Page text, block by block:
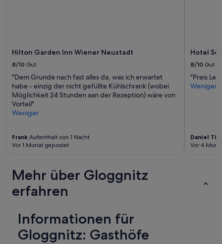
Hilton Garden Inn Wiener Neustadt
8/10 Gut
"Dem Grunde nach fast alles da, was ich erwartet
habe - einzig der nicht gefüllte Kühlschrank (wobei
Möglichkeit 24 Stunden aan der Rezeption) wäre von
Vorteil"
Weniger
Frank Aufenthalt von 1 Nacht
Vor 1 Monat gepostet
Hotel
8/10 Gut
"Preis
Weniger
Daniel
Vor 4
Mehr über Gloggnitz
erfahren
Informationen für
Gloggnitz: Gasthöfe